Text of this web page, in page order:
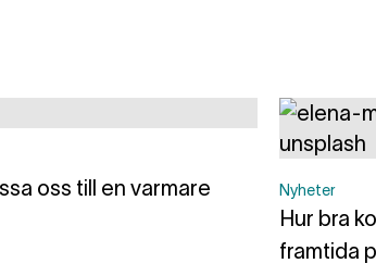
oss till en varmare
Nyheter
Hur bra
framtida